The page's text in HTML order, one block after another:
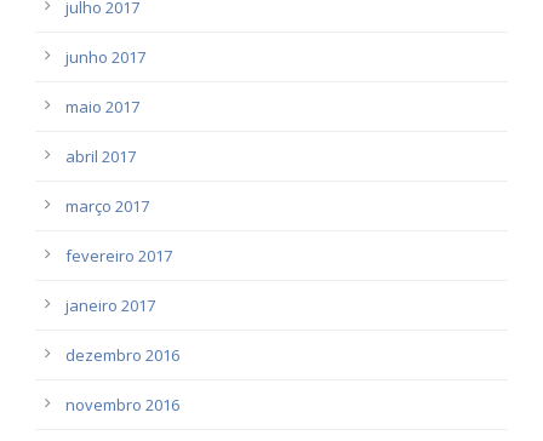
julho 2017
junho 2017
maio 2017
abril 2017
março 2017
fevereiro 2017
janeiro 2017
dezembro 2016
novembro 2016